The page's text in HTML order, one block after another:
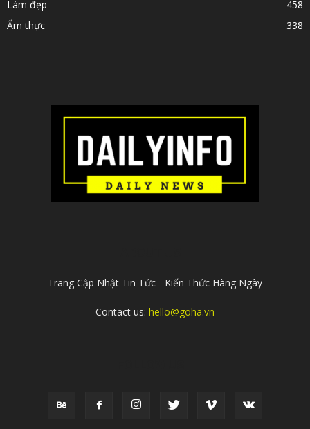
Làm đẹp
458
Ẩm thực
338
Trang Cập Nhật Tin Tức - Kiến Thức Hàng Ngày
Contact us: hello@goha.vn